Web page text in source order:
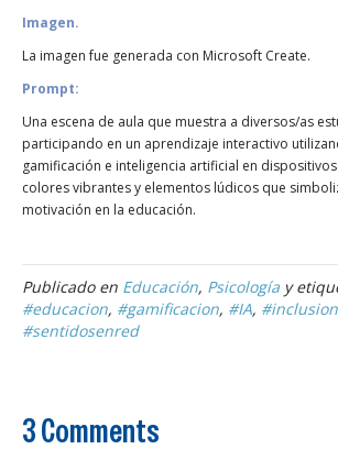
Imagen.
La imagen fue generada con Microsoft Create.
Prompt:
Una escena de aula que muestra a diversos/as
participando en un aprendizaje interactivo
gamificación e inteligencia artificial en
colores vibrantes y elementos lúdicos que
motivación en la educación.
Publicado en Educación, Psicología y
#educacion, #gamificacion, #IA, #inclusion
#sentidosenred
3 Comments